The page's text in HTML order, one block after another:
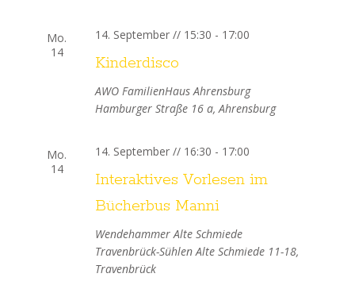
N
v
g
Mo.
14
14. September // 15:30 - 17:00
Kinderdisco
AWO FamilienHaus Ahrensburg
Hamburger Straße 16 a, Ahrensburg
Mo.
14
14. September // 16:30 - 17:00
Interaktives Vorlesen im
Bücherbus Manni
Wendehammer Alte Schmiede
Travenbrück-Sühlen Alte Schmiede 11-18,
Travenbrück